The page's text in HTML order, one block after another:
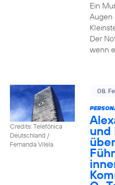
Ein
Augen
Der
wenn
Credits: Telefónica
Deutschland /
Fernanda Vilela
08.
und